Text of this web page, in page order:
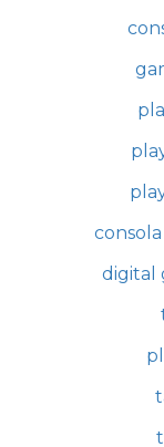
digital